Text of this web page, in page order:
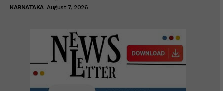
KARNATAKA August 7, 2026